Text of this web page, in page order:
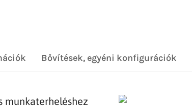
Bővítések, egyéni konfigurációk
munkaterheléshez